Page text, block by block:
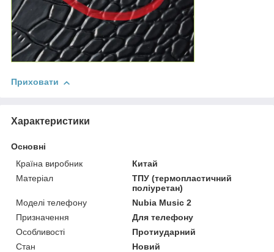
Приховати
Характеристики
Основні
Країна виробник
Китай
Матеріал
ТПУ (термопластичний
поліуретан)
Моделі телефону
Nubia Music 2
Призначення
Для телефону
Особливості
Протиударний
Стан
Новий